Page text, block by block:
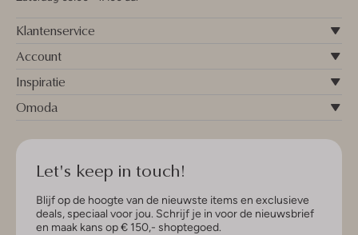
Klantenservice
Account
Inspiratie
Omoda
Let's keep in touch!
Blijf op de hoogte van de nieuwste items en exclusieve
deals, speciaal voor jou. Schrijf je in voor de nieuwsbrief
en maak kans op € 150,- shoptegoed.